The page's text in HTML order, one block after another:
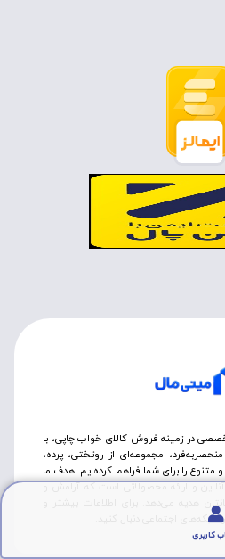
در زمینه فروش کالای خواب چاپی، با
مجموعه‌ای از روتختی‌، پرده،
متنوع را برای شما فراهم کرده‌ایم. هدف ما
و ارائه محصولاتی است که آرامش و
هدیه می‌دهد. برای اطلاعات بیشتر و
اجتماعی دنبال کنید.
کاربری